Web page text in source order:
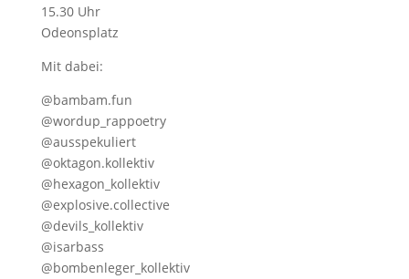
15.30 Uhr
Odeonsplatz
Mit dabei:
@bambam.fun
@wordup_rappoetry
@ausspekuliert
@oktagon.kollektiv
@hexagon_kollektiv
@explosive.collective
@devils_kollektiv
@isarbass
@bombenleger_kollektiv